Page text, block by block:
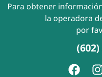
Para obtener
la operadora
por
(602)